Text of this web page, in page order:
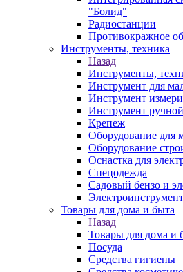
"Болид"
Радиостанции
Противокражное
Инструменты, техника
Назад
Инструменты,
Инструмент для
Инструмент
Инструмент ручной
Крепеж
Оборудование для
Оборудование
Оснастка для
Спецодежда
Садовый бензо и
Электроинструмент
Товары для дома и быта
Назад
Товары для дома и
Посуда
Средства гигиены